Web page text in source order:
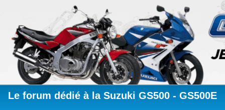
Le forum dédié à la Suzuki GS500 - GS500E